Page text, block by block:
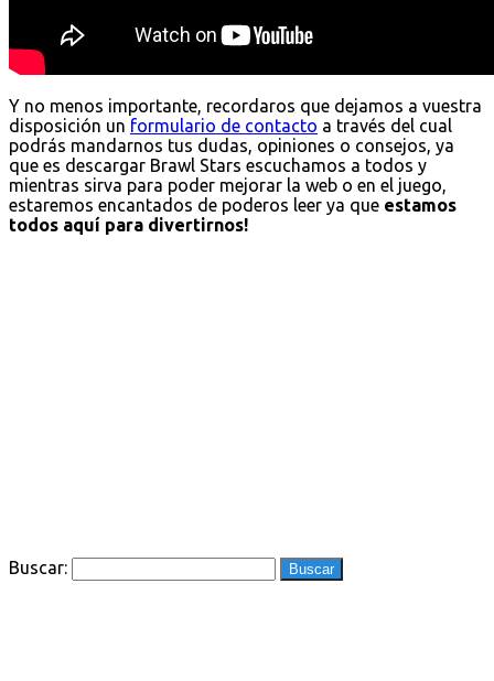
Y no menos importante, recordaros que dejamos a vuestra
disposición un formulario de contacto a través del cual
podrás mandarnos tus dudas, opiniones o consejos, ya
que es descargar Brawl Stars escuchamos a todos y
mientras sirva para poder mejorar la web o en el juego,
estaremos encantados de poderos leer ya que estamos
todos aquí para divertirnos!
Buscar: